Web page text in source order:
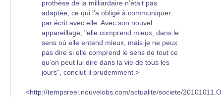
prothèse de la milliardaire n’était pas
adaptée, ce qui l’a obligé à communiquer
par écrit avec elle. Avec son nouvel
appareillage, "elle comprend mieux, dans le
sens où elle entend mieux, mais je ne peux
pas dire si elle comprend le sens de tout ce
qu’on peut lui dire dans la vie de tous les
jours", conclut-il prudemment.>
<http://tempsreel.nouvelobs.com/actualite/societe/